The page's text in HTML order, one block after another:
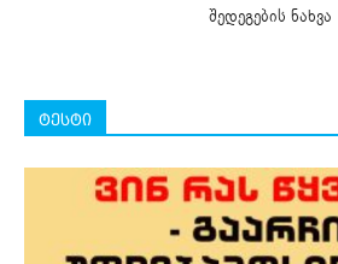
შედეგების ნახვა
ტესტი